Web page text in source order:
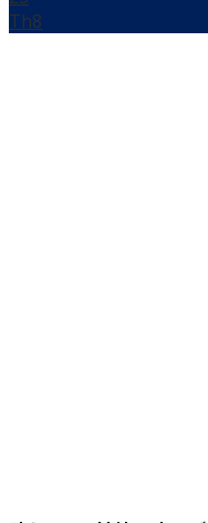
Th8